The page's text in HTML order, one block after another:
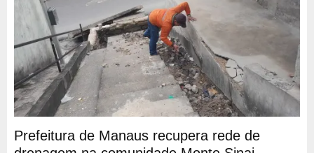
Prefeitura de Manaus recupera rede de